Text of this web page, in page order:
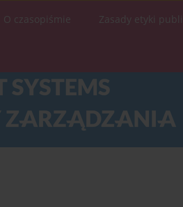
O czasopiśmie Zasady etyki